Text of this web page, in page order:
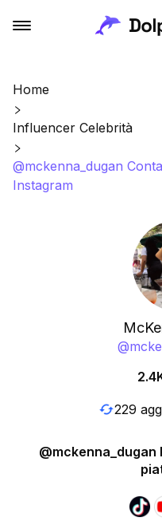
Home
Influencer Celebrità
@mckenna_dugan
Instagram
@
229